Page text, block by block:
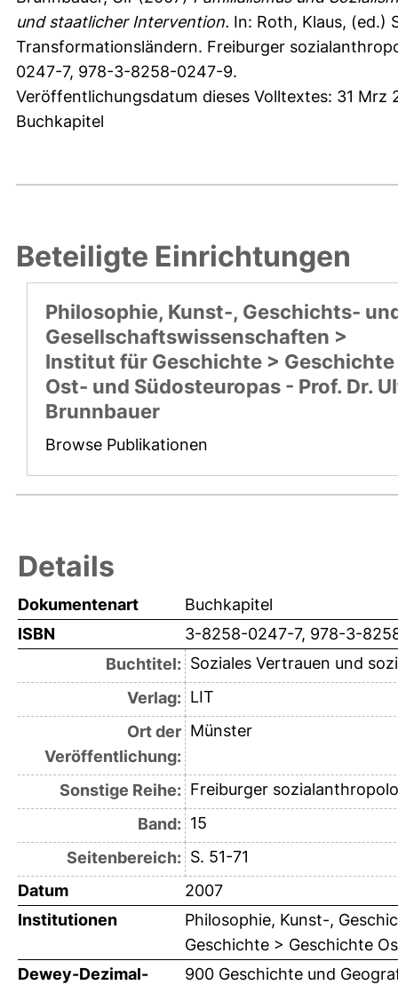
und staatlicher Intervention. In: Roth, Klaus, (ed.)
Transformationsländern. Freiburger
0247-7, 978-3-8258-0247-9.
Veröffentlichungsdatum dieses Volltextes: 31 Mrz
Buchkapitel
Beteiligte Einrichtungen
Philosophie, Kunst-, Geschichts-
Gesellschaftswissenschaften >
Institut für Geschichte > Geschichte
Ost- und Südosteuropas - Prof. Dr.
Brunnbauer
Browse Publikationen
Details
Dokumentenart
Buchkapitel
ISBN
3-8258-0247-7, 978-3-
Buchtitel: Soziales Vertrauen und
Verlag: LIT
Ort der
Veröffentlichung:
Münster
Sonstige Reihe: Freiburger
Band: 15
Seitenbereich: S. 51-71
Datum
2007
Institutionen
Philosophie, Kunst-,
Geschichte > Geschichte
Dewey-Dezimal-
900 Geschichte und